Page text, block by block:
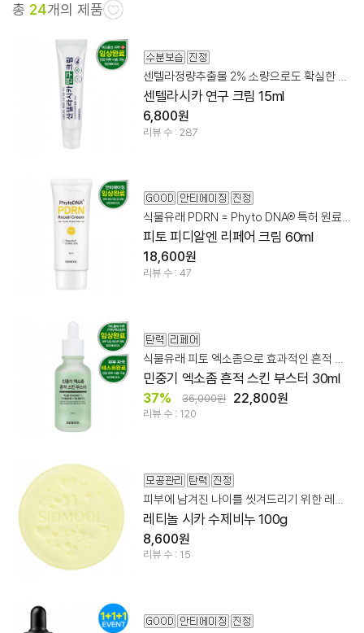
총 24개의 제품
센텔라정량추출물 2% 소량으로도 확실한 스팟 집중 케어
센텔라시카 연구 크림 15ml
6,800원
리뷰 수 : 287
식물유래 PDRN = Phyto DNA® 특허 원료 50%
피토 피디알엔 리페어 크림 60ml
18,600원
리뷰 수 : 47
민중기 엑소좀 흔적 스킨 부스터 30ml
37% 36,000원 22,800원
리뷰 수 : 120
피부에 남겨진 나이를 씻겨드리기 위한 레티놀시카 비누
레티놀 시카 수제비누 100g
8,600원
리뷰 수 : 15